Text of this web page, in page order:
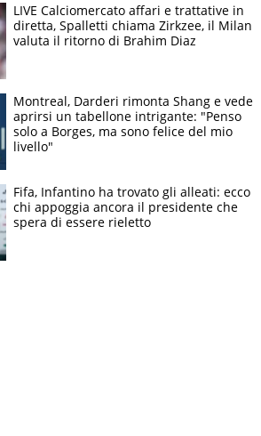
LIVE Calciomercato affari e trattative in
diretta, Spalletti chiama Zirkzee, il Milan
valuta il ritorno di Brahim Diaz
Montreal, Darderi rimonta Shang e vede
aprirsi un tabellone intrigante: "Penso
solo a Borges, ma sono felice del mio
livello"
Fifa, Infantino ha trovato gli alleati: ecco
chi appoggia ancora il presidente che
spera di essere rieletto